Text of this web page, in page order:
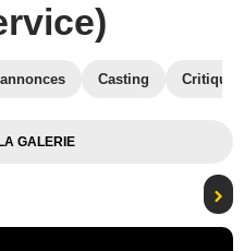
Casting
GALERIE